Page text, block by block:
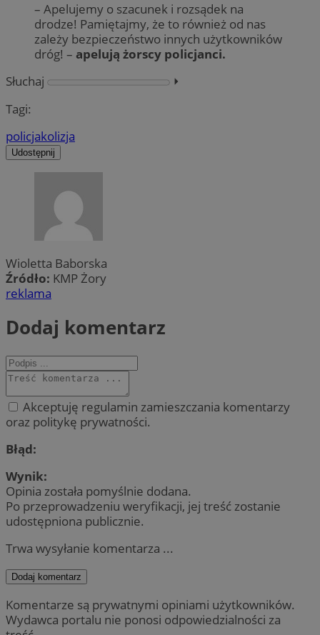
– Apelujemy o szacunek i rozsądek na
drodze! Pamiętajmy, że to również od nas
zależy bezpieczeństwo innych użytkowników
dróg! – apelują żorscy policjanci.
Słuchaj
⏵︎
Tagi:
policjakolizja
Udostępnij
Wioletta Baborska
Źródło: KMP Żory
reklama
Dodaj komentarz
Akceptuję regulamin zamieszczania komentarzy
oraz politykę prywatności.
Błąd:
Wynik:
Opinia została pomyślnie dodana.
Po przeprowadzeniu weryfikacji, jej treść zostanie
udostępniona publicznie.
Trwa wysyłanie komentarza ...
Dodaj komentarz
Komentarze są prywatnymi opiniami użytkowników.
Wydawca portalu nie ponosi odpowiedzialności za